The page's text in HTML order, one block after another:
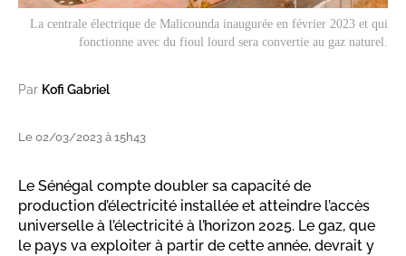
La centrale électrique de Malicounda inaugurée en février 2023 et qui
fonctionne avec du fioul lourd sera convertie au gaz naturel.
Par Kofi Gabriel
Le 02/03/2023 à 15h43
Le Sénégal compte doubler sa capacité de
production d’électricité installée et atteindre l’accès
universelle à l’électricité à l’horizon 2025. Le gaz, que
le pays va exploiter à partir de cette année, devrait y